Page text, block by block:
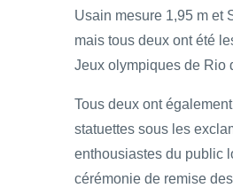
Usain mesure 1,95 m et
mais tous deux ont été
Jeux olympiques de Rio
Tous deux ont
statuettes sous les
enthousiastes du public
cérémonie de remise